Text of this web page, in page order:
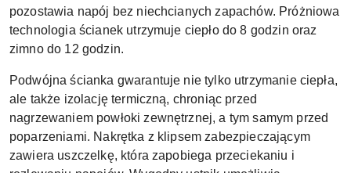
pozostawia napój bez niechcianych zapachów. Próżniowa
technologia ścianek utrzymuje ciepło do 8 godzin oraz
zimno do 12 godzin.
Podwójna ścianka gwarantuje nie tylko utrzymanie ciepła,
ale także izolację termiczną, chroniąc przed
nagrzewaniem powłoki zewnętrznej, a tym samym przed
poparzeniami. Nakrętka z klipsem zabezpieczającym
zawiera uszczelkę, która zapobiega przeciekaniu i